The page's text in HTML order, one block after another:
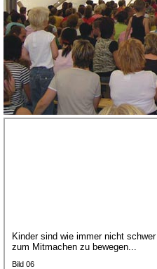
Kinder sind wie immer nicht schwer
zum Mitmachen zu bewegen...
Bild 06